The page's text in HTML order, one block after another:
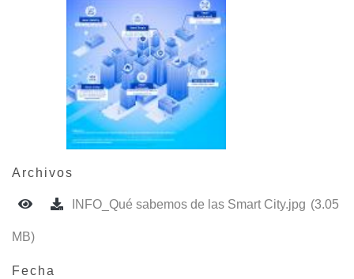
Archivos
INFO_Qué sabemos de las Smart City.jpg (3.05
MB)
Fecha